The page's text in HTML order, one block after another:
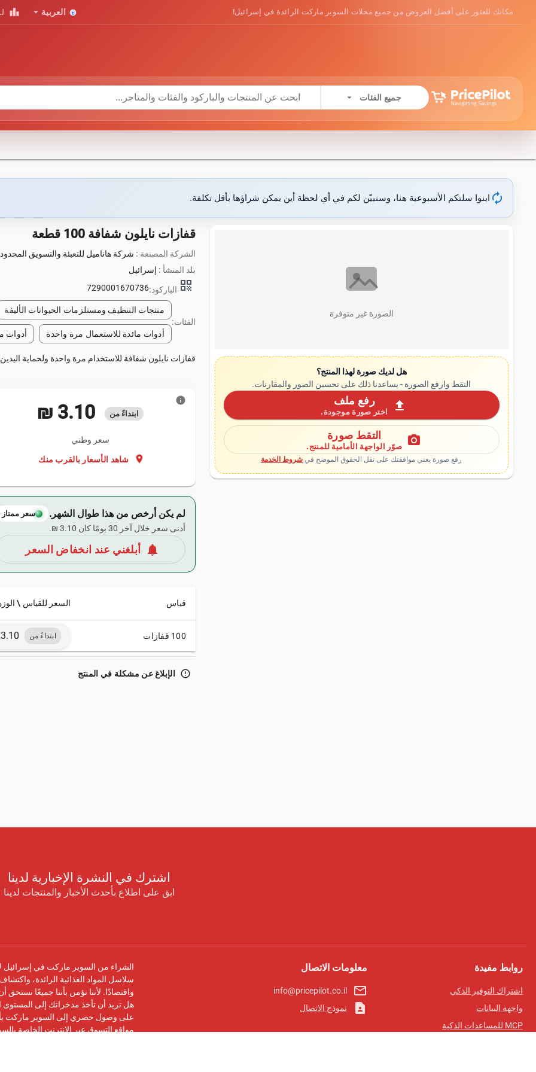
مكانك للعثور على أفضل العروض من جميع محلات السوبر ماركت الرائدة في إسرائيل! العربية arrow_drop_down
leaderboard
جميع الفئات arrow_drop_down
autorenew ابنوا سلتكم الأسبوعية هنا، وسنبيّن لكم في أي لحظة أين يمكن شراؤها بأقل تكلفة.
الصورة غير متوفرة
هل لديك صورة لهذا المنتج؟
التقط وارفع الصورة - يساعدنا ذلك على تحسين الصور والمقارنات.
upload رفع ملف
اختر صورة موجودة.
photo_camera التقط صورة
صوّر الواجهة الأمامية للمنتج.
رفع صورة يعني موافقتك على نقل الحقوق الموضح في شروط الخدمة
قفازات نايلون شفافة 100 قطعة
الشركة المصنعة : شركة هاناميل للتعبئة والتسويق
بلد المنشأ : إسرائيل
qr_code الباركود:7290001670736
الفئات:
منتجات التنظيف ومستلزمات الحيوانات الأليفة
أدوات مائدة للاستعمال مرة واحدة أدوات
قفازات نايلون شفافة للاستخدام مرة واحدة ولحماية اليدين. تحتوي على
ابتداءً من ‏3.10 ₪
سعر وطني
location_on شاهد الأسعار بالقرب منك
info
لم يكن أرخص من هذا طوال الشهر. سعر ممتاز
أدنى سعر خلال آخر 30 يومًا كان ‏3.10 ₪.
notifications أبلغني عند انخفاض السعر
قياس السعر للقياس \
100 قفازات ابتداءً من
error_outline الإبلاغ عن مشكلة في المنتج
اشترك في النشرة الإخبارية لدينا
ابق على اطلاع بأحدث الأخبار والمنتجات لدينا
روابط مفيدة
اشتراك التوفير الذكي
واجهة البيانات
MCP للمساعدات الذكية
معلومات الاتصال
mail_outline
info@pricepilot.co.il
contact_page نموذج الاتصال
الشراء من السوبر ماركت في إسرائيل
سلاسل المواد الغذائية الرائدة،
واقتصادًا. لأننا نؤمن بأننا جميعًا
هل تريد أن تأخذ مدخراتك إلى المستوى
على وصول حصري إلى السوبر ماركت
مواقع التسوق عبر الإنترنت الخاصة